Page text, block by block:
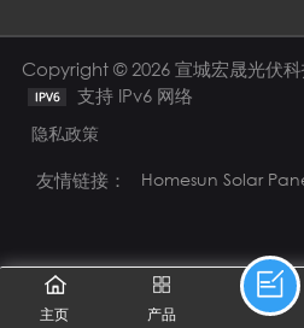
Copyright © 2026 宣城宏晟光伏
支持 IPv6 网络
隐私政策
友情链接： Homesun Solar
主页 产品